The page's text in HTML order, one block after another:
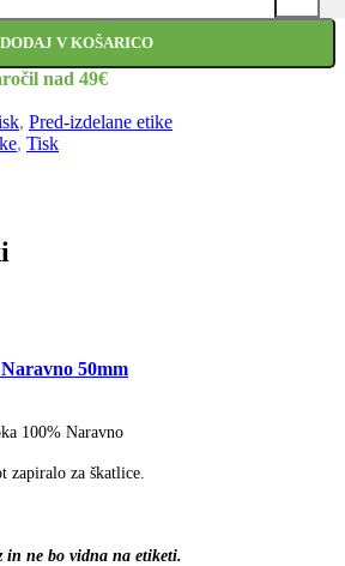
DODAJ V KOŠARICO
nad 49€
, Pred-izdelane etike
, Tisk
50mm
100% Naravno
zapiralo za škatlice.
in ne bo vidna na etiketi.